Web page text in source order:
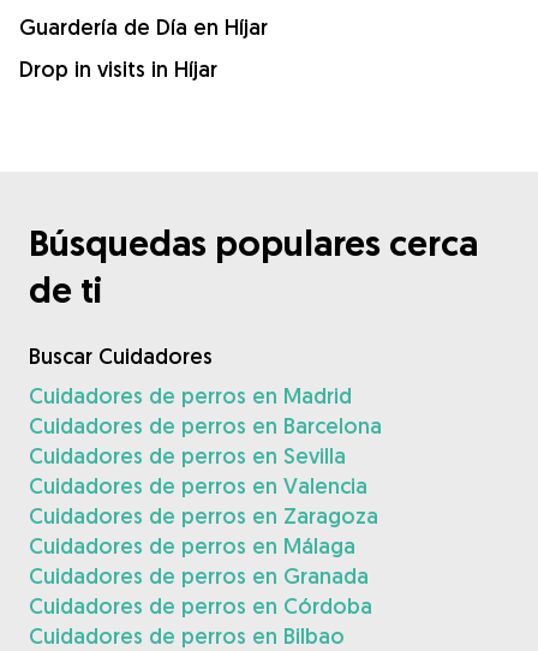
Guardería de Día en Híjar
Drop in visits in Híjar
Búsquedas populares cerca
de ti
Buscar Cuidadores
Cuidadores de perros en Madrid
Cuidadores de perros en Barcelona
Cuidadores de perros en Sevilla
Cuidadores de perros en Valencia
Cuidadores de perros en Zaragoza
Cuidadores de perros en Málaga
Cuidadores de perros en Granada
Cuidadores de perros en Córdoba
Cuidadores de perros en Bilbao